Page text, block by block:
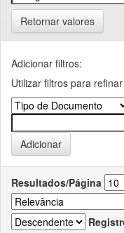
Retornar valores
Adicionar filtros:
Utilizar filtros para
Resultados/Página